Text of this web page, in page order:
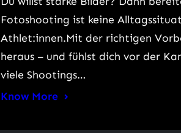
Fotoshooting ist keine
Athlet:innen.Mit der richtigen
heraus – und fühlst dich vor der
viele Shootings…
Know More